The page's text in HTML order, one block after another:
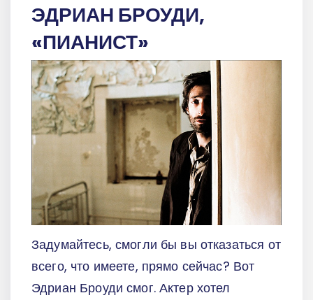
ЭДРИАН БРОУДИ,
«ПИАНИСТ»
Задумайтесь, смогли бы вы отказаться от
всего, что имеете, прямо сейчас? Вот
Эдриан Броуди смог. Актер хотел